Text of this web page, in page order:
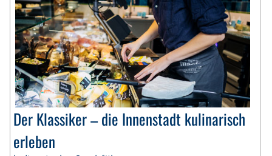
Der Klassiker – die Innenstadt kulinarisch
erleben